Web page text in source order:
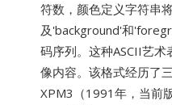
符数，颜色定义字符串
及'background'和
码序列。这种ASCII艺
像内容。该格式经历了
XPM3（1991年，当前